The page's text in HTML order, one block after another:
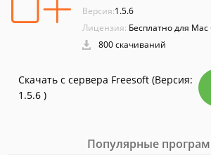
Версия:1.5.6
Лицензия: Бесплатно для Mac
800 скачиваний
Скачать с сервера Freesoft (Версия:
1.5.6 )
Популярные